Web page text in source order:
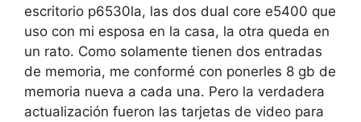
escritorio p6530la, las dos dual core e5400 que
uso con mi esposa en la casa, la otra queda en
un rato. Como solamente tienen dos entradas
de memoria, me conformé con ponerles 8 gb de
memoria nueva a cada una. Pero la verdadera
actualización fueron las tarjetas de video para